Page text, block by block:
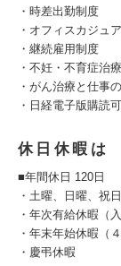
・時差出勤制度
・オフィスカジュ
・継続雇用制度
・不妊・不育症治
・がん治療と仕事
・日経電子版購読
休日休暇は
■年間休日 120日
・土曜、日曜、祝日
・年次有給休暇（
・年末年始休暇（４
・慶弔休暇